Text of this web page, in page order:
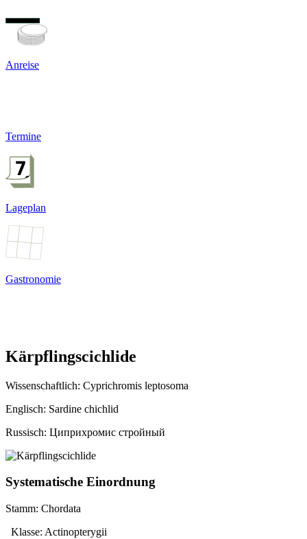
Anreise
Termine
Lageplan
Gastronomie
Kärpflingscichlide
Wissenschaftlich: Cyprichromis leptosoma
Englisch: Sardine chichlid
Russisch: Циприхромис стройный
Systematische Einordnung
Stamm: Chordata
Klasse: Actinopterygii